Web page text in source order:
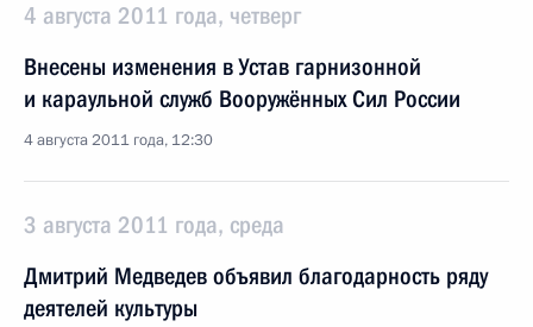
4 августа 2011 года, четверг
Внесены изменения в Устав гарнизонной
и караульной служб Вооружённых Сил России
4 августа 2011 года, 12:30
3 августа 2011 года, среда
Дмитрий Медведев объявил благодарность ряду
деятелей культуры